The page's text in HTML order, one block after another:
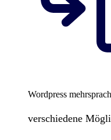
Wordpress
verschiedene